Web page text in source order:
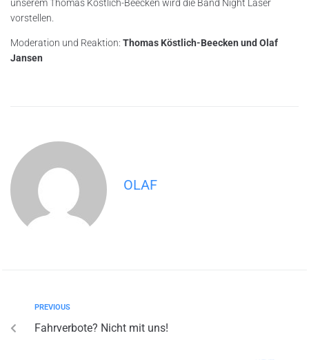
unserem Thomas Köstlich-Beecken wird die Band Night Laser
vorstellen.
Moderation und Reaktion: Thomas Köstlich-Beecken und Olaf
Jansen
OLAF
PREVIOUS
Fahrverbote? Nicht mit uns!